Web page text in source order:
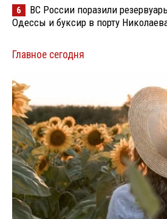
6
ВС России поразили
Одессы и буксир в порту
Главное сегодня